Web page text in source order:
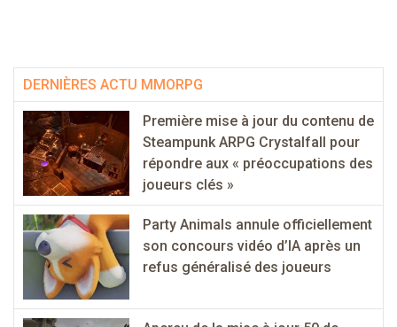
DERNIÈRES ACTU MMORPG
Première mise à jour du contenu de
Steampunk ARPG Crystalfall pour
répondre aux « préoccupations des
joueurs clés »
Party Animals annule officiellement
son concours vidéo d’IA après un
refus généralisé des joueurs